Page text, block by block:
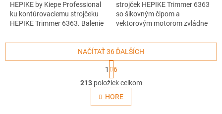
HEPIKE by Kiepe Professional
ku kontúrovaciemu strojčeku
HEPIKE Trimmer 6363. Balenie
nôž.
strojček HEPIKE Trimmer 6363
so šikovným čipom a
vektorovým motorom zvládne
zadrhávania. Talianska mašina
s až 10000 otáčkami za
minútu, kvalitnou úzkou
hlavicou, LED osvetlením a
výškou strihu 0,1 mm. Pre
ostré línie, detailnú prácu a...
O
v
l
á
NAČÍTAŤ 36 ĎALŠÍCH
S
t
r
á
n
k
1
6
213položiek celkom
HORE